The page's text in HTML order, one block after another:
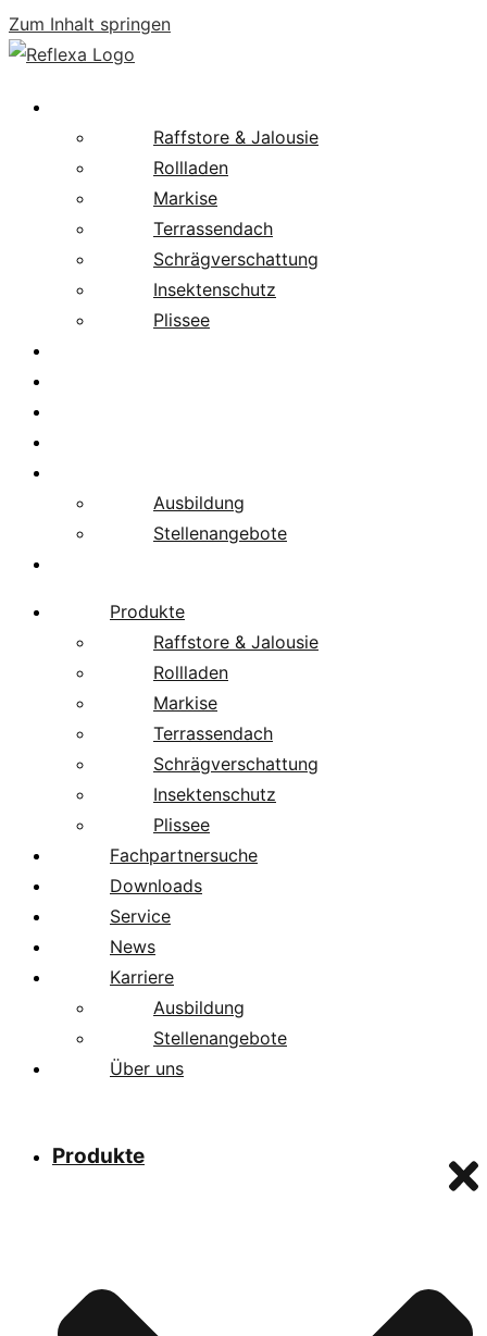
Zum Inhalt springen
Raffstore & Jalousie
Rollladen
Markise
Terrassendach
Schrägverschattung
Insektenschutz
Plissee
Ausbildung
Stellenangebote
Produkte
Raffstore & Jalousie
Rollladen
Markise
Terrassendach
Schrägverschattung
Insektenschutz
Plissee
Fachpartnersuche
Downloads
Service
News
Karriere
Ausbildung
Stellenangebote
Über uns
Produkte